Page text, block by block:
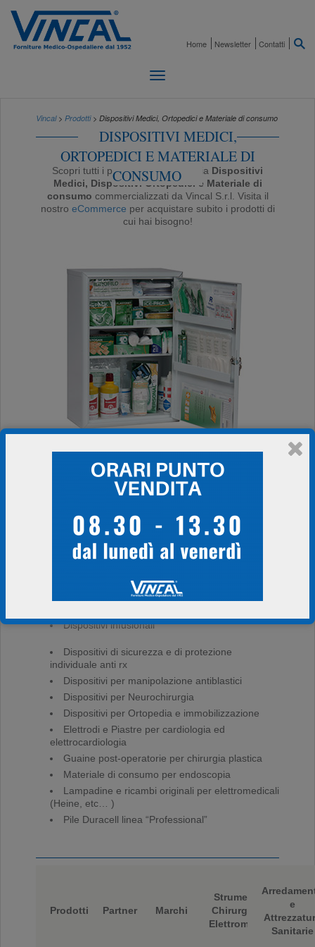
Home Newsletter Contatti
Vincal> Prodotti> Dispositivi Medici, Ortopedici e Materiale di consumo
DISPOSITIVI MEDICI,
ORTOPEDICI E MATERIALE DI
CONSUMO
Scopri tutti i prodotti della categoria Dispositivi
Medici, Dispositivi Ortopedici e Materiale di
consumo commercializzati da Vincal S.r.l. Visita il
nostro eCommerce per acquistare subito i prodotti di
cui hai bisogno!
Aghi per biopsia
Abbigliamento e accessori in TNT sterile e TNT
Bendaggi, cerotti, compresse per medicazione e
Buste per sterilizzazione
Calze post-operatorie e Calze anti-trombosi
Camici e Teleria specialistica per sala operatoria
Dispositivi antidecubito
Dispositivi infusionali
Dispositivi di sicurezza e di protezione
individuale anti rx
Dispositivi per manipolazione antiblastici
Dispositivi per Neurochirurgia
Dispositivi per Ortopedia e immobilizzazione
Elettrodi e Piastre per cardiologia ed
elettrocardiologia
Guaine post-operatorie per chirurgia plastica
Materiale di consumo per endoscopia
Lampadine e ricambi originali per elettromedicali
(Heine, etc… )
Pile Duracell linea “Professional”
Prodotti Partner Marchi
Strumentario
Chirurgico ed
Elettromedicali
e
Sanitarie